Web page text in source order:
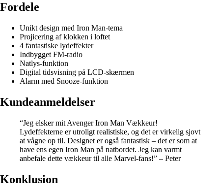
Fordele
Unikt design med Iron Man-tema
Projicering af klokken i loftet
4 fantastiske lydeffekter
Indbygget FM-radio
Natlys-funktion
Digital tidsvisning på LCD-skærmen
Alarm med Snooze-funktion
Kundeanmeldelser
“Jeg elsker mit Avenger Iron Man Vækkeur!
Lydeffekterne er utroligt realistiske, og det er virkelig sjovt
at vågne op til. Designet er også fantastisk – det er som at
have ens egen Iron Man på natbordet. Jeg kan varmt
anbefale dette vækkeur til alle Marvel-fans!” – Peter
Konklusion